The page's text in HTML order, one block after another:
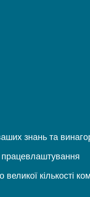
знань та
працевлаштування
кількості